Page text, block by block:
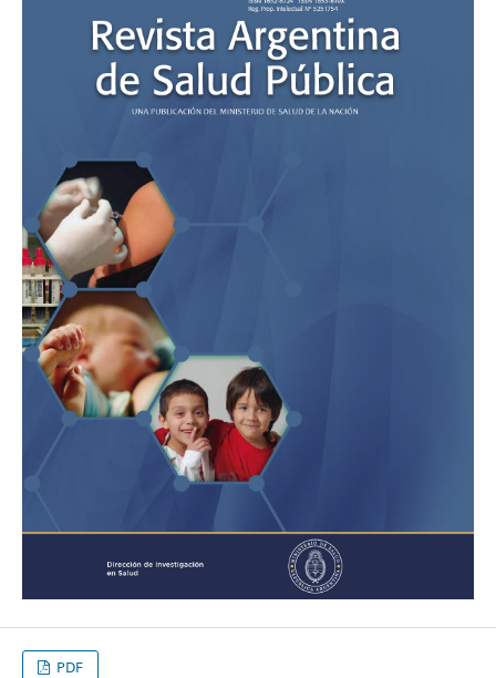
PDF